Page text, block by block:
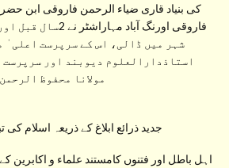
کی بنیاد قاری ضیاء الرحمن فاروقی ابن
فاروقی اورنگ آباد
شہر میں ڈالی، اس کے سرپرست اعلی
استاذدارالعلوم دیوبند اور
مولانا محفوظ
جدید ذرائع ابلاغ کے ذریعہ اسلام کی
اہل باطل اور فتنوں کامستند علماء و اکابرین